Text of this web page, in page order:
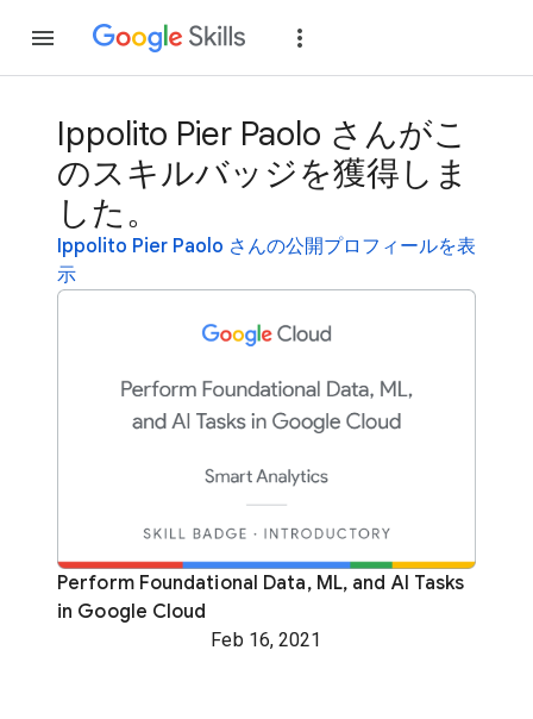
Ippolito Pier Paolo さんがこ
のスキルバッジを獲得しま
した。
Ippolito Pier Paolo さんの公開プロフィールを表
示